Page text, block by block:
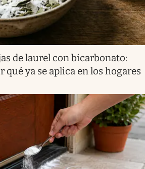
de laurel con bicarbonato:
qué ya se aplica en los hogares